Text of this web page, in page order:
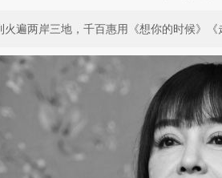
火遍两岸三地，千百惠用《想你的时候》